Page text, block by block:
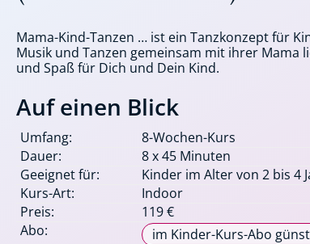
Mama-Kind-Tanzen … ist ein Tanzkonzept für
Musik und Tanzen gemeinsam mit ihrer Mama
und Spaß für Dich und Dein Kind.
Auf einen Blick
Umfang:
8-Wochen-Kurs
Dauer:
8 x 45 Minuten
Geeignet für:
Kinder im Alter von 2 bis 4
Kurs-Art:
Indoor
Preis:
119 €
Abo:
im Kinder-Kurs-Abo